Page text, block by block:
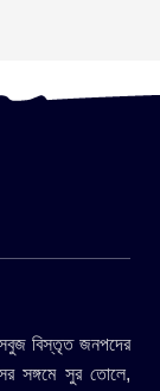
বিস্তৃত জনপদের
সঙ্গমে সুর তোলে,